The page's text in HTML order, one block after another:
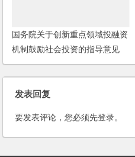
国务院关于创新重点领域投融资
机制鼓励社会投资的指导意见
发表回复
要发表评论，您必须先登录。